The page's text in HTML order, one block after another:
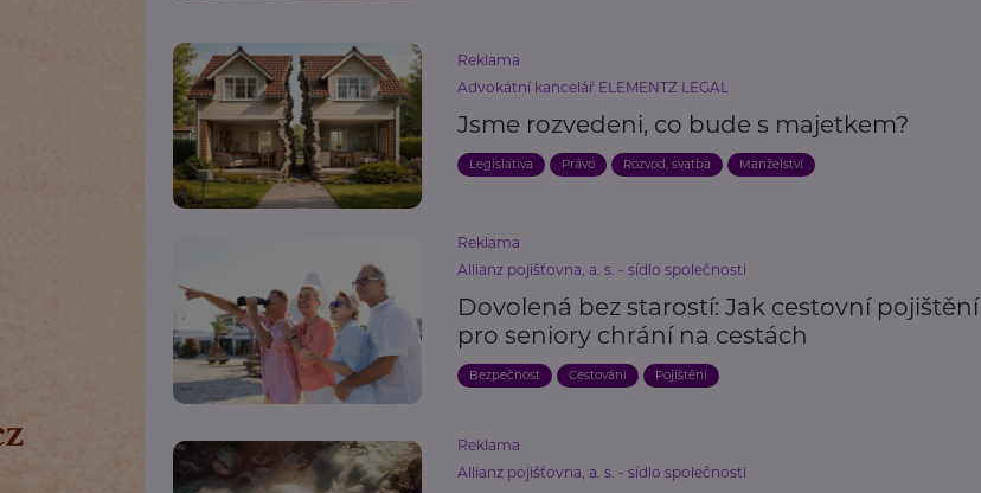
Reklama
Advokátní kancelář ELEMENTZ LEGAL
Jsme rozvedeni, co bude s majetkem?
Legislativa Právo Rozvod, svatba Manželství
Reklama
Allianz pojišťovna, a. s. - sídlo společnosti
Dovolená bez starostí: Jak cestovní pojištění
pro seniory chrání na cestách
Bezpečnost Cestování Pojištění
Reklama
Allianz pojišťovna, a. s. - sídlo společnosti